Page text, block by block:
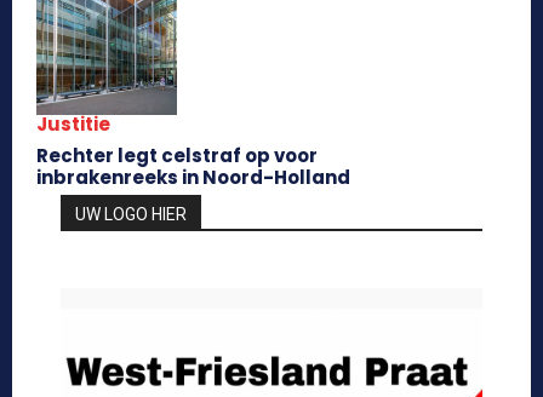
Justitie
Rechter legt celstraf op voor
inbrakenreeks in Noord-Holland
UW LOGO HIER